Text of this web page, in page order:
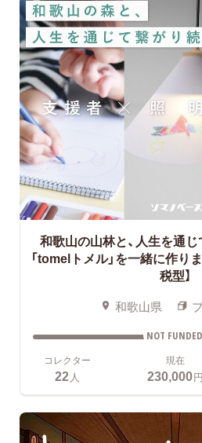
和歌山の山林と、人生を通
「tomelトメル」を一緒に作り
税型】
和歌山県
NOT FUNDED
コレクター
22人
現在
230,000円